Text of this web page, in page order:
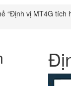
“Định vị MT4G tích